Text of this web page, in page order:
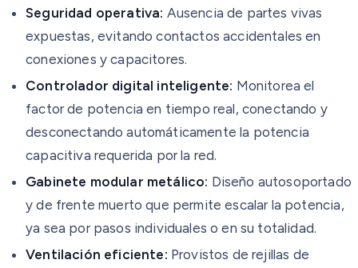
Seguridad operativa: Ausencia de partes vivas
expuestas, evitando contactos accidentales en
conexiones y capacitores.
Controlador digital inteligente: Monitorea el
factor de potencia en tiempo real, conectando y
desconectando automáticamente la potencia
capacitiva requerida por la red.
Gabinete modular metálico: Diseño autosoportado
y de frente muerto que permite escalar la potencia,
ya sea por pasos individuales o en su totalidad.
Ventilación eficiente: Provistos de rejillas de